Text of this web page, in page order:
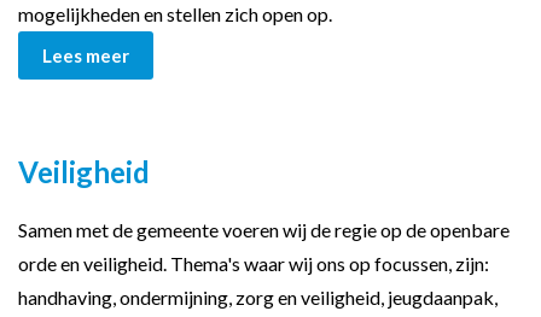
mogelijkheden en stellen zich open op.
Lees meer
Veiligheid
Samen met de gemeente voeren wij de regie op de openbare
orde en veiligheid. Thema's waar wij ons op focussen, zijn:
handhaving, ondermijning, zorg en veiligheid, jeugdaanpak,